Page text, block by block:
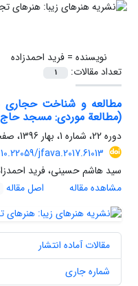
نویسنده =فرید احمدزاده
تعداد مقالات:
1
مطالعه و شناخت
(مطالعة موردی: مسجد حاج
دوره 22، شماره 1، بهار 1396، صفحه
10.22059/jfava.2017.61013
سید هاشم حسینی، فرید
مشاهده مقاله
اصل مقاله
مقالات آماده انتشار
شماره جاری